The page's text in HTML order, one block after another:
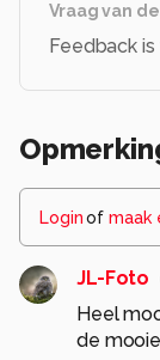
Vraag van
Feedback
Loginof maak
JL-Foto
Heel
de